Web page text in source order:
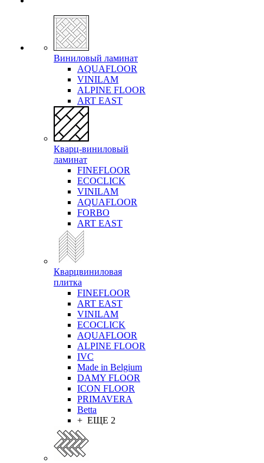
Виниловый ламинат
AQUAFLOOR
VINILAM
ALPINE FLOOR
ART EAST
Кварц-виниловый
ламинат
FINEFLOOR
ECOCLICK
VINILAM
AQUAFLOOR
FORBO
ART EAST
Кварцвиниловая
плитка
FINEFLOOR
ART EAST
VINILAM
ECOCLICK
AQUAFLOOR
ALPINE FLOOR
IVC
Made in Belgium
DAMY FLOOR
ICON FLOOR
PRIMAVERA
Betta
+ ЕЩЕ 2